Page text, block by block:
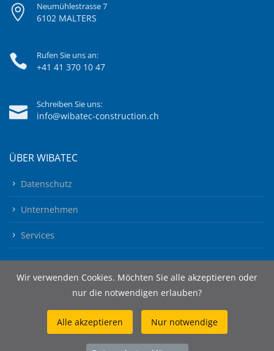
Neumühlestrasse 7
6102 MALTERS
Rufen Sie uns an:
+41 41 370 10 47
Schreiben Sie uns:
info@wibatec-construction.ch
ÜBER WIBATEC
Datenschutz
Unternehmen
Services
© 2026 Wibatec AG
Wir verwenden Cookies. Möchten Sie alle akzeptieren oder
nur die notwendigen erlauben?
Alle akzeptieren Nur notwendige